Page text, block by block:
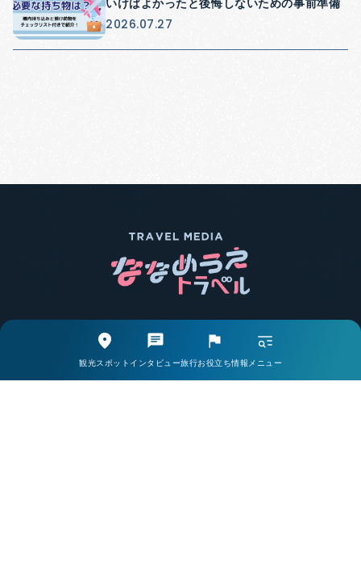
いけばよかったと後悔しないための事前準備
2026.07.27
観光スポット インタビュー旅行お役立ち情報 メニュー
エリア別で探す
観光スポットから探す
取材・インタビューから探す